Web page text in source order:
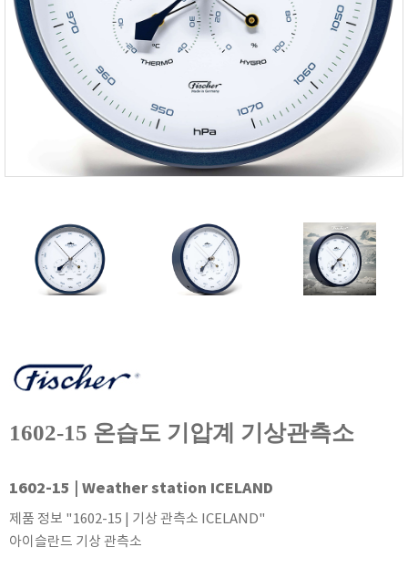
E+E
e-Plus Innovation
ENGLO
EXCEL
FISCHER
GASTEC
Global Water(GWI)
GREISINGER
HEIDON
INFICON
IRROMETER
KASUGA
KETT
KORNO
1602-15 온습도 기압계 기상관측소
1602-15 | Weather station ICELAND
제품 정보 "1602-15 | 기상 관측소 ICELAND"
아이슬란드 기상 관측소